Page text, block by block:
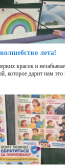
лета!
красок и
которое дарит нам это